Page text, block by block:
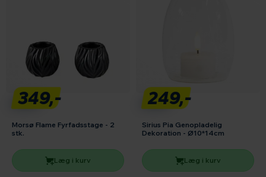
349,-
Morsø Flame Fyrfadsstage - 2
stk.
Læg i kurv
249,-
Sirius Pia Genopladelig
Dekoration - Ø10*14cm
Læg i kurv